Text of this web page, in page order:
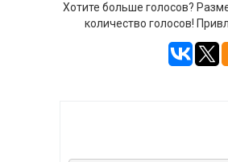
Хотите больше голосов?
количество голосов!